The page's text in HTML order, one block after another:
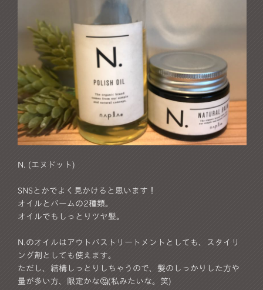
N. (エヌドット)
SNSとかでよく見かけると思います！
オイルとバームの2種類。
オイルでもしっとりツヤ髪。
N.のオイルはアウトバストリートメントとしても、スタイリ
ング剤としても使えます。
ただし、結構しっとりしちゃうので、髪のしっかりした方や
量が多い方、限定かな🤔(私みたいな。笑)